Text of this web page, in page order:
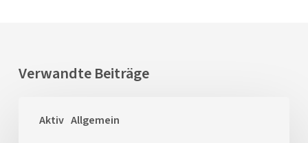
Verwandte Beiträge
Aktiv Allgemein
komba